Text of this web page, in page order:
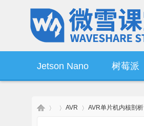
Jetson Nano 树莓派
AVR AVR单片机内核剖析